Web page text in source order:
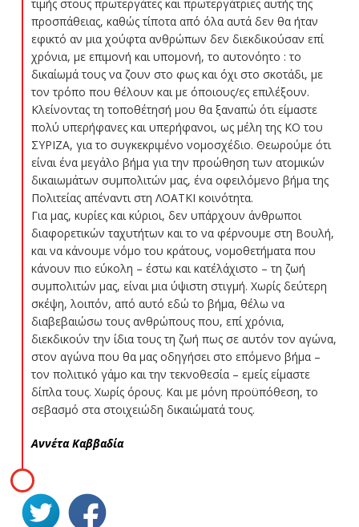
τιμής στους πρωτεργάτες και πρωτεργάτριες αυτής της
προσπάθειας, καθώς τίποτα από όλα αυτά δεν θα ήταν
εφικτό αν μια χούφτα ανθρώπων δεν διεκδικούσαν επί
χρόνια, με επιμονή και υπομονή, το αυτονόητο : το
δικαίωμά τους να ζουν στο φως και όχι στο σκοτάδι, με
τον τρόπο που θέλουν και με όποιους/ες επιλέξουν.
Κλείνοντας τη τοποθέτησή μου θα ξαναπώ ότι είμαστε
πολύ υπερήφανες και υπερήφανοι, ως μέλη της ΚΟ του
ΣΥΡΙΖΑ, για το συγκεκριμένο νομοσχέδιο. Θεωρούμε ότι
είναι ένα μεγάλο βήμα για την προώθηση των ατομικών
δικαιωμάτων συμπολιτών μας, ένα οφειλόμενο βήμα της
Πολιτείας απέναντι στη ΛΟΑΤΚΙ κοινότητα.
Για μας, κυρίες και κύριοι, δεν υπάρχουν άνθρωποι
διαφορετικών ταχυτήτων και το να φέρνουμε στη Βουλή,
και να κάνουμε νόμο του κράτους, νομοθετήματα που
κάνουν πιο εύκολη – έστω και κατ΄ελάχιστο – τη ζωή
συμπολιτών μας, είναι μια ύψιστη στιγμή. Χωρίς δεύτερη
σκέψη, λοιπόν, από αυτό εδώ το βήμα, θέλω να
διαβεβαιώσω τους ανθρώπους που, επί χρόνια,
διεκδικούν την ίδια τους τη ζωή πως σε αυτόν τον αγώνα,
στον αγώνα που θα μας οδηγήσει στο επόμενο βήμα –
τον πολιτικό γάμο και την τεκνοθεσία – εμείς είμαστε
δίπλα τους. Χωρίς όρους. Και με μόνη προϋπόθεση, το
σεβασμό στα στοιχειώδη δικαιώματά τους.
Αννέτα Καββαδία